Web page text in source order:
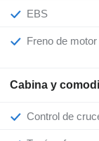
EBS
Freno de motor
Cabina y
Control de